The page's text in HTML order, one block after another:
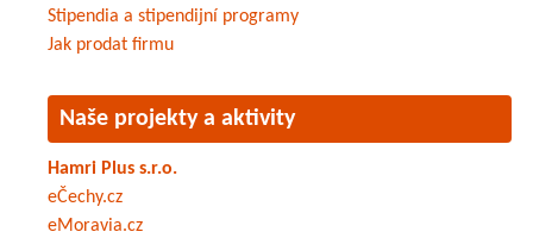
Stipendia a stipendijní programy
Jak prodat firmu
Naše projekty a aktivity
Hamri Plus s.r.o.
eČechy.cz
eMoravia.cz